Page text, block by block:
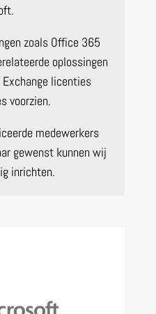
zoals Office 365
oplossingen
licenties
voorzien.
medewerkers
gewenst kunnen wij
inrichten.